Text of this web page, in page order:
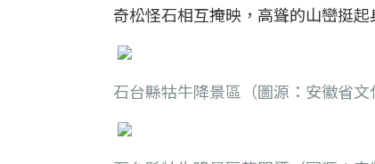
奇松怪石相互掩映，高聳的山巒挺
石台縣牯牛降景區（圖源：安徽省文